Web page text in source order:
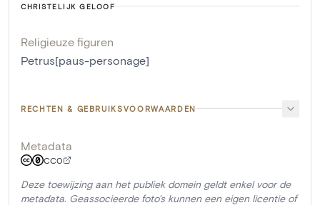
CHRISTELIJK GELOOF
Religieuze figuren
Petrus[paus-personage]
RECHTEN & GEBRUIKSVOORWAARDEN
Metadata
CC0
Deze toewijzing aan het publiek domein geldt enkel voor de
metadata. Geassocieerde foto's kunnen een eigen licentie of